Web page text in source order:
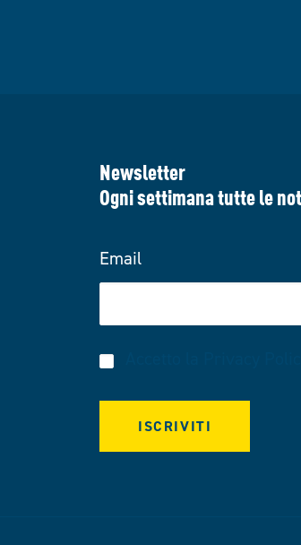
Newsletter
Ogni settimana tutte le
Email